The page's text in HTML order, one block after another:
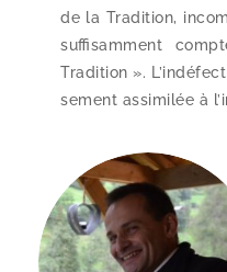
de la Tradition,
suf­fi­sam­ment
Tradition ».
se­ment assi­mi­lée à